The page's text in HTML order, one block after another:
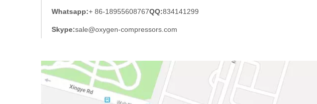
Whatsapp:+ 86-18955608767QQ:834141299
Skype:sale@oxygen-compressors.com